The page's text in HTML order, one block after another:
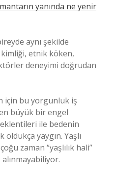
yanında ne yenir
aynı şekilde
kimliği, etnik köken,
deneyimi doğrudan
için bu yorgunluk iş
büyük bir engel
ile bedenin
oldukça yaygın. Yaşlı
zaman “yaşlılık hali”
alınmayabiliyor.